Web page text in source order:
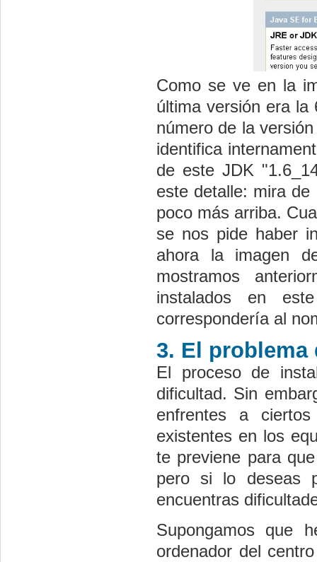
Como se ve en la
última versión era la
número de la
identifica
de este JDK
este detalle: mira
poco más arriba.
se nos pide haber
ahora la imagen
mostramos
instalados en
correspondería al
3. El problema
El proceso de
dificultad. Sin
enfrentes a
existentes en los
te previene para
pero si lo deseas
encuentras
Supongamos que
ordenador del